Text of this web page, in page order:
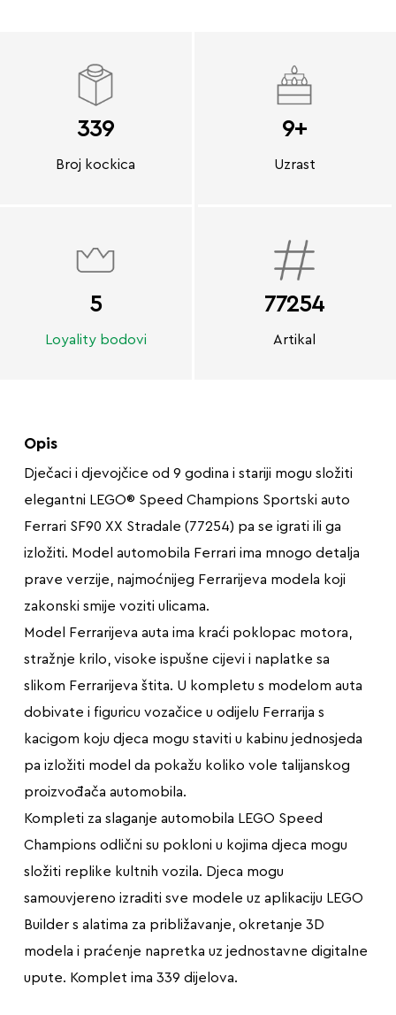
339
Broj kockica
9+
Uzrast
5
Loyality bodovi
77254
Artikal
Opis
Dječaci i djevojčice od 9 godina i stariji mogu složiti
elegantni LEGO® Speed Champions Sportski auto
Ferrari SF90 XX Stradale (77254) pa se igrati ili ga
izložiti. Model automobila Ferrari ima mnogo detalja
prave verzije, najmoćnijeg Ferrarijeva modela koji
zakonski smije voziti ulicama.
Model Ferrarijeva auta ima kraći poklopac motora,
stražnje krilo, visoke ispušne cijevi i naplatke sa
slikom Ferrarijeva štita. U kompletu s modelom auta
dobivate i figuricu vozačice u odijelu Ferrarija s
kacigom koju djeca mogu staviti u kabinu jednosjeda
pa izložiti model da pokažu koliko vole talijanskog
proizvođača automobila.
Kompleti za slaganje automobila LEGO Speed
Champions odlični su pokloni u kojima djeca mogu
složiti replike kultnih vozila. Djeca mogu
samouvjereno izraditi sve modele uz aplikaciju LEGO
Builder s alatima za približavanje, okretanje 3D
modela i praćenje napretka uz jednostavne digitalne
upute. Komplet ima 339 dijelova.